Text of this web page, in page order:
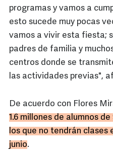
programas y vamos a
esto sucede muy pocas
vamos a vivir esta fiesta;
padres de familia y
centros donde se
las actividades previas",
De acuerdo con Flores
1.6 millones de alumnos
los que no tendrán clases
junio.